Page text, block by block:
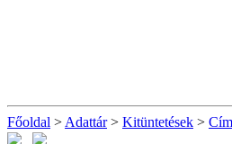
Főoldal > Adattár> Kitüntetések >